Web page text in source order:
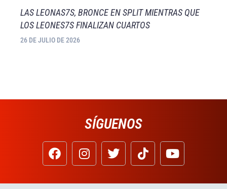
LAS LEONAS7S, BRONCE EN SPLIT MIENTRAS QUE
LOS LEONES7S FINALIZAN CUARTOS
26 DE JULIO DE 2026
SÍGUENOS